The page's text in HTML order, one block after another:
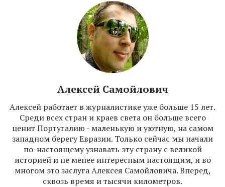
Алексей Самойлович
Алексей работает в журналистике уже больше 15 лет.
Среди всех стран и краев света он больше всего
ценит Португалию - маленькую и уютную, на самом
западном берегу Евразии. Только сейчас мы начали
по-настоящему узнавать эту страну с великой
историей и не менее интересным настоящим, и во
многом это заслуга Алексея Самойловича. Вперед,
сквозь время и тысячи километров.